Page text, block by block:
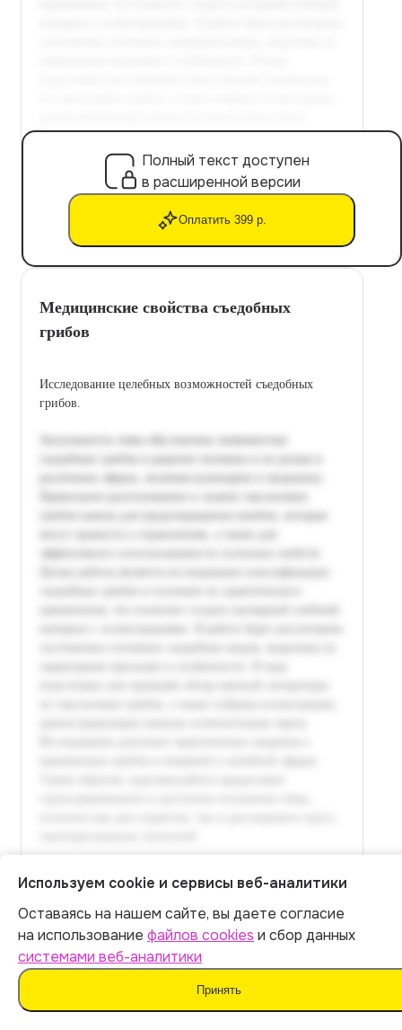
Полный текст доступен
в расширенной версии
Оплатить 399 р.
Медицинские свойства съедобных
грибов
Исследование целебных возможностей съедобных
грибов.
Итог:399р.
Оплатить
Используем cookie и сервисы веб-аналитики
Оставаясь на нашем сайте, вы даете согласие
на использование файлов cookies и сбор данных
системами веб-аналитики
Принять